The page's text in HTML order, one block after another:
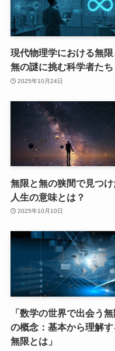
現代物理学における無限
無の謎に挑む科学者たち
2025年10月24日
無限と無の狭間で見つけ
人生の意味とは？
2025年10月10日
「数学の世界で出会う無
の概念：基本から理解す
無限とは」